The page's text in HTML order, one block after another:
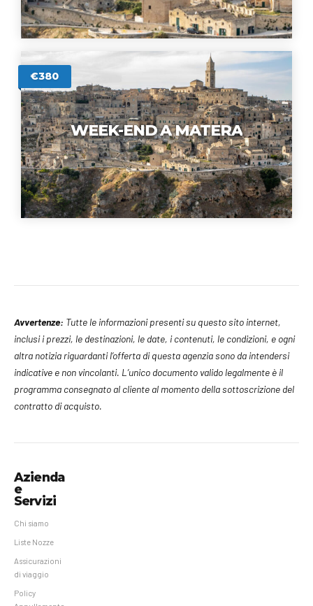
€380
WEEK-END A MATERA
Avvertenze: Tutte le informazioni presenti su questo sito internet,
inclusi i prezzi, le destinazioni, le date, i contenuti, le condizioni, e ogni
altra notizia riguardanti l’offerta di questa agenzia sono da intendersi
indicative e non vincolanti. L’unico documento valido legalmente è il
programma consegnato al cliente al momento della sottoscrizione del
contratto di acquisto.
Azienda
e
Servizi
Chi siamo
Liste Nozze
Assicurazioni
di viaggio
Policy